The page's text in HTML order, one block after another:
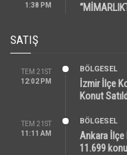
1:38 PM
SATIŞ
TEM 21ST
12:02 PM
BÖLGESEL
İzmir İlçe
Konut
TEM 21ST
11:11 AM
BÖLGESEL
Ankara İlçe
11.699